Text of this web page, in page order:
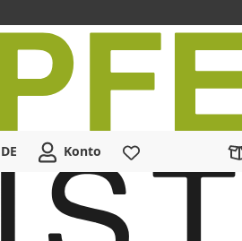
DE Konto